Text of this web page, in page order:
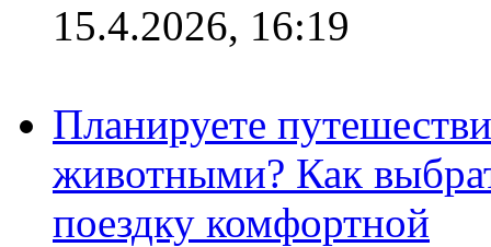
15.4.2026, 16:19
Планируете
животными? Как
поездку комфортной